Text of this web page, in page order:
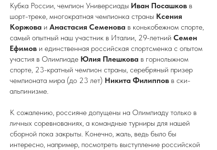
Кубка России, чемпион Универсиады Иван Посашков в
шорт-треке, многократная чемпионка страны Ксения
Коржова и Анастасия Семенова в конькобежном спорте,
самый опытный наш участник в Италии, 29-летний Семен
Ефимов и единственная российская спортсменка с опытом
участия в Олимпиаде Юлия Плешкова в горнолыжном
спорте, 23-кратный чемпион страны, серебряный призер
чемпионата мира (до 23 лет) Никита Филиппов в ски-
альпинизме.
К сожалению, россияне допущены на Олимпиаду только в
личных соревнованиях, а командные турниры для нашей
сборной пока закрыты. Конечно, жаль, ведь было бы
интересно, например, посмотреть выступление российской